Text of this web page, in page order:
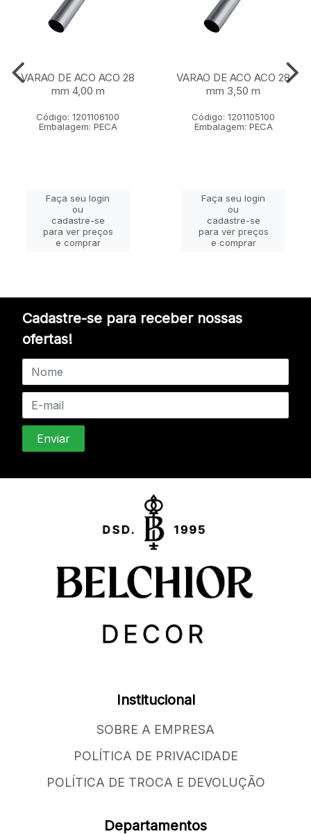
VARAO DE ACO ACO 28
mm 4,00 m
Código: 1201106100
Embalagem: PECA
Faça seu login
ou
cadastre-se
para ver preços
e comprar
VARAO DE ACO ACO 28
mm 3,50 m
Código: 1201105100
Embalagem: PECA
Faça seu login
ou
cadastre-se
para ver preços
e comprar
Cadastre-se para receber nossas
ofertas!
Institucional
SOBRE A EMPRESA
POLÍTICA DE PRIVACIDADE
POLÍTICA DE TROCA E DEVOLUÇÃO
Departamentos